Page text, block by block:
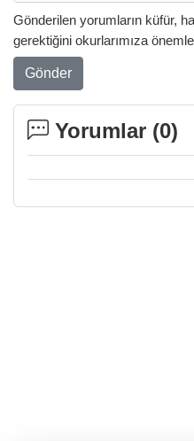
Gönderilen yorumların küfür,
gerektiğini okurlarımıza önemle
Gönder
Yorumlar (0)